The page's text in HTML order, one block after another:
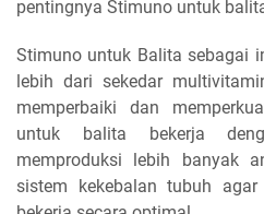
pentingnya Stimuno untuk
Stimuno untuk Balita sebagai
lebih dari sekedar
memperbaiki dan
untuk balita bekerja
memproduksi lebih banyak
sistem kekebalan tubuh